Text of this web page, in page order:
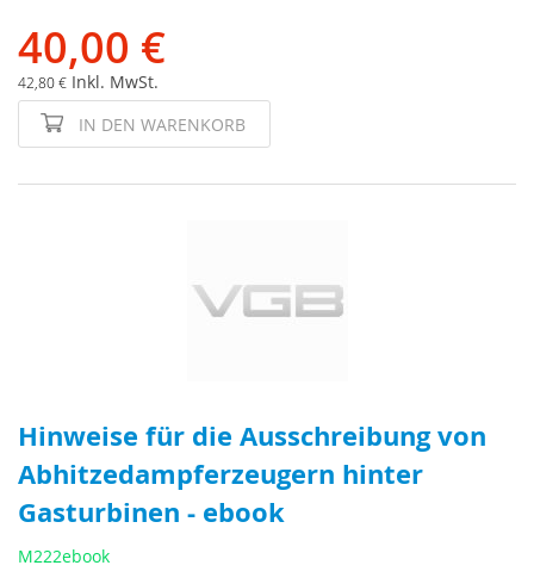
40,00 €
42,80 € Inkl. MwSt.
IN DEN WARENKORB
Hinweise für die Ausschreibung von
Abhitzedampferzeugern hinter
Gasturbinen - ebook
M222ebook